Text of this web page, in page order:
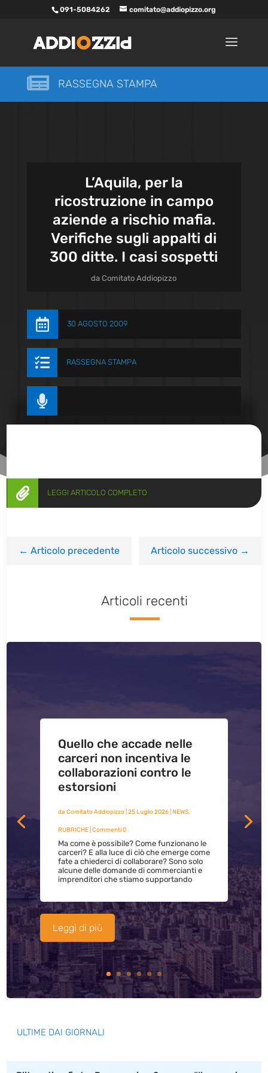
091-5084262 comitato@addiopizzo.org
 RASSEGNA STAMPA
L’Aquila, per la
ricostruzione in campo
aziende a rischio mafia.
Verifiche sugli appalti di
300 ditte. I casi sospetti
daComitato Addiopizzo
 30 AGOSTO 2009
 RASSEGNA STAMPA

 LEGGI ARTICOLO COMPLETO
←Articolo precedente Articolo successivo→
Articoli recenti
Quello che accade nelle
carceri non incentiva le
collaborazioni contro le
estorsioni
da Comitato Addiopizzo| 25 Luglio 2026| NEWS,
RUBRICHE| Commenti 0
Ma come è possibile? Come funzionano le
carceri? E alla luce di ciò che emerge come
fate a chiederci di collaborare? Sono solo
alcune delle domande di commercianti e
imprenditori che stiamo supportando
Leggi di più
ULTIME DAI GIORNALI